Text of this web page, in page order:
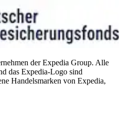
der Expedia Group. Alle
das Expedia-Logo sind
Handelsmarken von Expedia,